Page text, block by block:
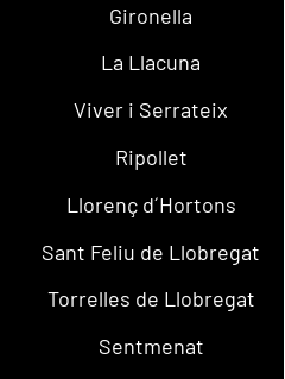
Gironella
La Llacuna
Viver i Serrateix
Ripollet
Llorenç d´Hortons
Sant Feliu de Llobregat
Torrelles de Llobregat
Sentmenat